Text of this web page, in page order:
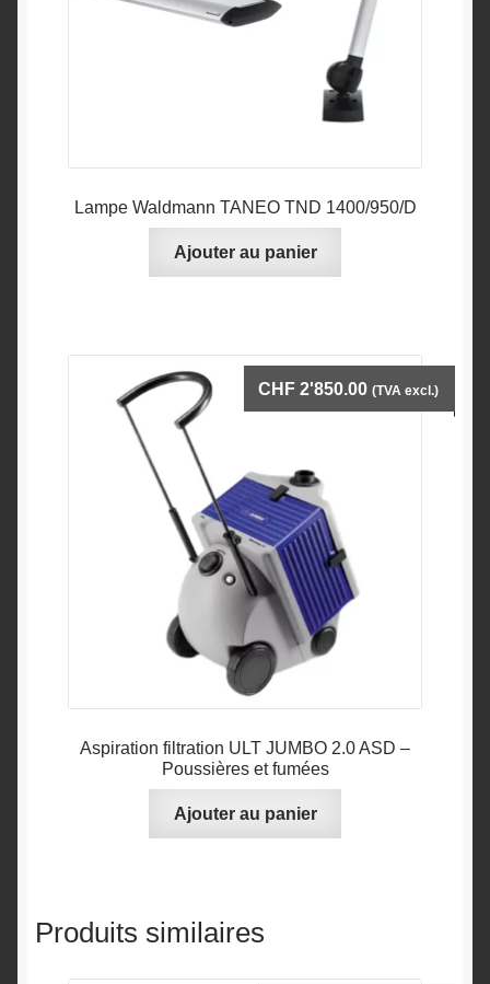
Lampe Waldmann TANEO TND 1400/950/D
Ajouter au panier
Aspiration filtration ULT JUMBO 2.0 ASD –
Poussières et fumées
CHF 2'850.00 (TVA excl.)
Ajouter au panier
Produits similaires